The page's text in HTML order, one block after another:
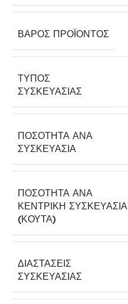
ΒΆΡΟΣ ΠΡΟΪΌΝΤΟΣ
ΤΎΠΟΣ
ΣΥΣΚΕΥΑΣΊΑΣ
ΠΟΣΌΤΗΤΑ ΑΝΆ
ΣΥΣΚΕΥΑΣΊΑ
ΠΟΣΌΤΗΤΑ ΑΝΆ
ΚΕΝΤΡΙΚΉ ΣΥΣΚΕΥΑΣΊΑ
(ΚΟΎΤΑ)
ΔΙΑΣΤΆΣΕΙΣ
ΣΥΣΚΕΥΑΣΊΑΣ